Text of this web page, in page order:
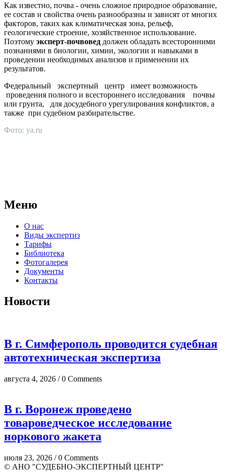
Как известно, почва - очень сложное природное образование,
ее состав и свойства очень разнообразны и зависят от многих
факторов, таких как климатическая зона, рельеф,
геологические строение, хозяйственное использование.
Поэтому эксперт-почвовед должен обладать всесторонними
познаниями в биологии, химии, экологии и навыками в
проведении необходимых анализов и применении их
результатов.
Федеральный экспертный центр имеет возможность
проведения полного и всестороннего исследования почвы
или грунта, для досудебного урегулирования конфликтов, а
также при судебном разбирательстве.
Фото: ya.ru
Меню
О нас
Виды экспертиз
Тарифы
Библиотека
Фотогалерея
Документы
Контакты
Новости
В г. Симферополь проводится судебная
автотехническая экспертиза
августа 4, 2026 / 0 Comments
В г. Воронеж проведено
товароведческое исследование
норкового жакета
июля 23, 2026 / 0 Comments
© АНО "СУДЕБНО-ЭКСПЕРТНЫЙ ЦЕНТР"